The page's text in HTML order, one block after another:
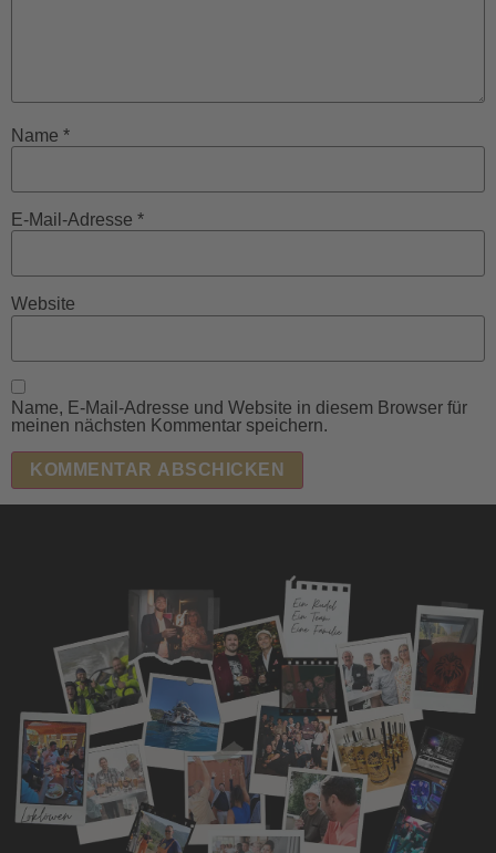
Name *
E-Mail-Adresse *
Website
Name, E-Mail-Adresse und Website in diesem Browser für
meinen nächsten Kommentar speichern.